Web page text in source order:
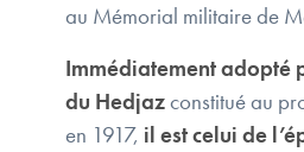
au Mémorial militaire de
Immédiatement adopté
du Hedjazconstitué au
en 1917, il est celui de